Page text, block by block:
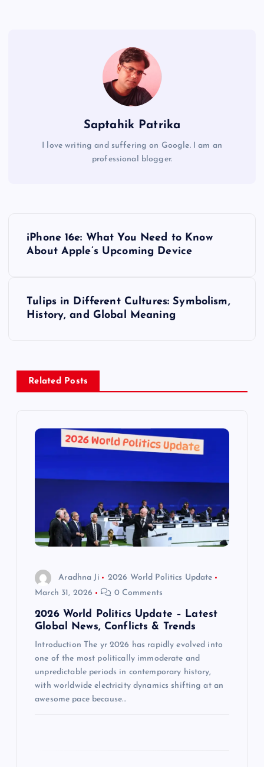
Saptahik Patrika
I love writing and suffering on Google. I am an
professional blogger.
a
v
iPhone 16e: What You Need to Know
About Apple’s Upcoming Device
Tulips in Different Cultures: Symbolism,
History, and Global Meaning
Related Posts
Aradhna Ji
2026 World Politics Update
March 31, 2026
0 Comments
2026 World Politics Update – Latest
Global News, Conflicts & Trends
Introduction The yr 2026 has rapidly evolved into
one of the most politically immoderate and
unpredictable periods in contemporary history,
with worldwide electricity dynamics shifting at an
awesome pace because…